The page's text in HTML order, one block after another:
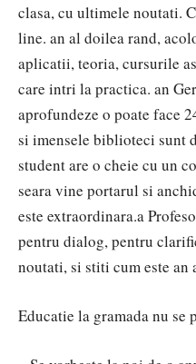
clasa, cu ultimele noutati.
line. an al doilea rand,
aplicatii, teoria, cursurile
care intri la practica. an
aprofundeze o poate face
si imensele biblioteci sunt
student are o cheie cu un
seara vine portarul si
este extraordinara.a
pentru dialog, pentru
noutati, si stiti cum este an
Educatie la gramada nu se